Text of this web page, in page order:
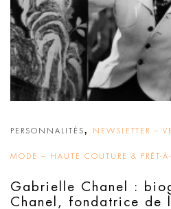
PERSONNALITÉS, NEWSLETTER –
MODE – HAUTE COUTURE & PRÊT-À-
Gabrielle Chanel :
Chanel, fondatrice de